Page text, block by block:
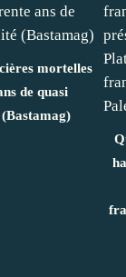
mortelles
de quasi